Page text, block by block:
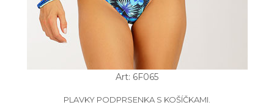
Art: 6F065
PLAVKY PODPRSENKA S KOŠÍČKAMI.